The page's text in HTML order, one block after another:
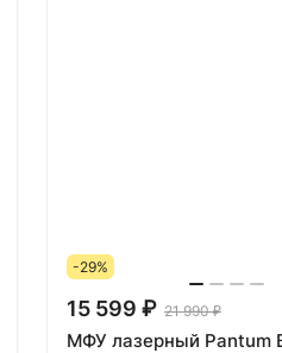
-29%
15 599 ₽ 21 990 ₽
МФУ лазерный Pantum